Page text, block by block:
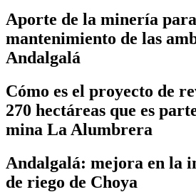
Aporte de la minería
mantenimiento de las
Andalgalá
Cómo es el proyecto de
270 hectáreas que es
mina La Alumbrera
Andalgalá: mejora en la
de riego de Choya